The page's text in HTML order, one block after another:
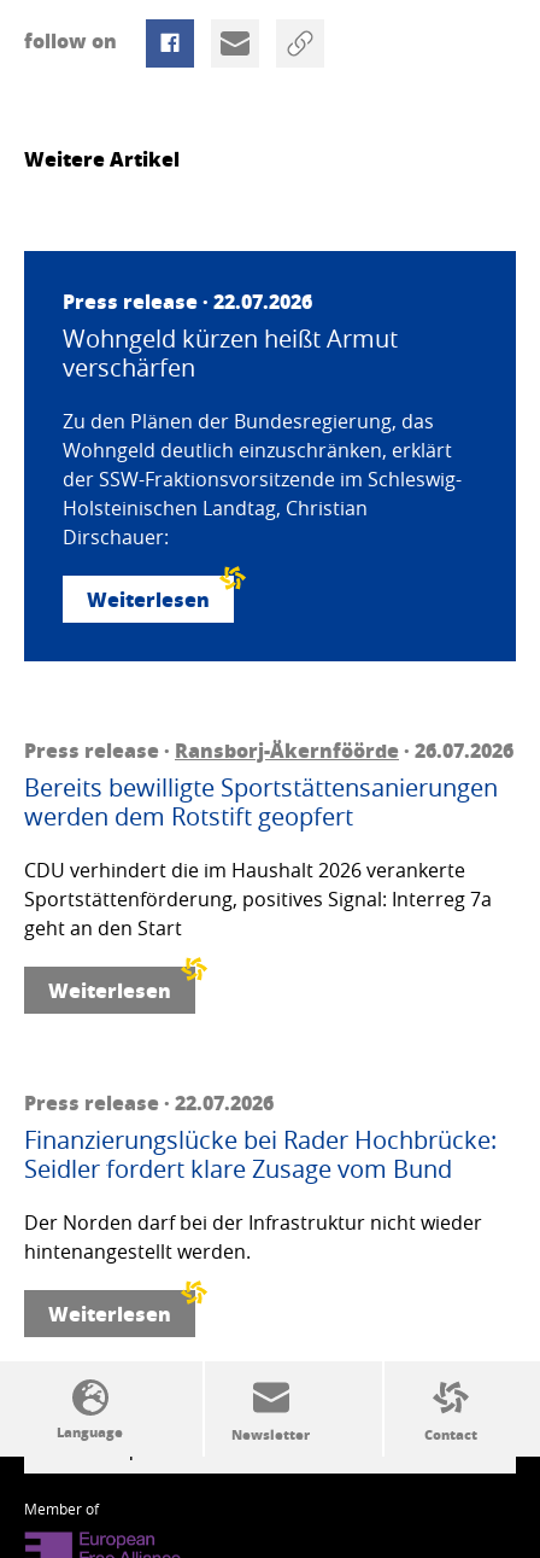
follow on
Weitere Artikel
Press release · 22.07.2026
Wohngeld kürzen heißt Armut
verschärfen
Zu den Plänen der Bundesregierung, das
Wohngeld deutlich einzuschränken, erklärt
der SSW-Fraktionsvorsitzende im Schleswig-
Holsteinischen Landtag, Christian
Dirschauer:
Weiterlesen
Press release · Ransborj-Äkernföörde· 26.07.2026
Bereits bewilligte Sportstättensanierungen
werden dem Rotstift geopfert
CDU verhindert die im Haushalt 2026 verankerte
Sportstättenförderung, positives Signal: Interreg 7a
geht an den Start
Weiterlesen
Press release · 22.07.2026
Finanzierungslücke bei Rader Hochbrücke:
Seidler fordert klare Zusage vom Bund
Der Norden darf bei der Infrastruktur nicht wieder
hintenangestellt werden.
Weiterlesen
SSW politics from A to Z
Member of